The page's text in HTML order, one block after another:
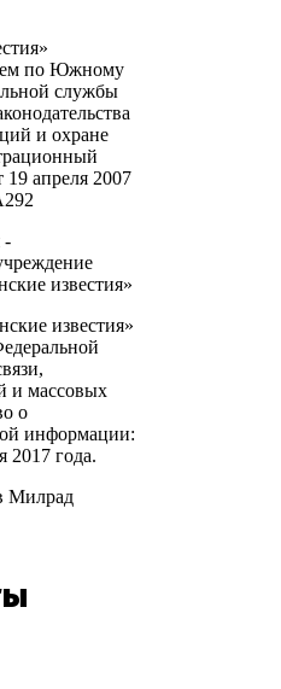
по Южному
службы
и охране
апреля 2007
-
известия»
известия»
и массовых
о
информации:
года.
Милрад